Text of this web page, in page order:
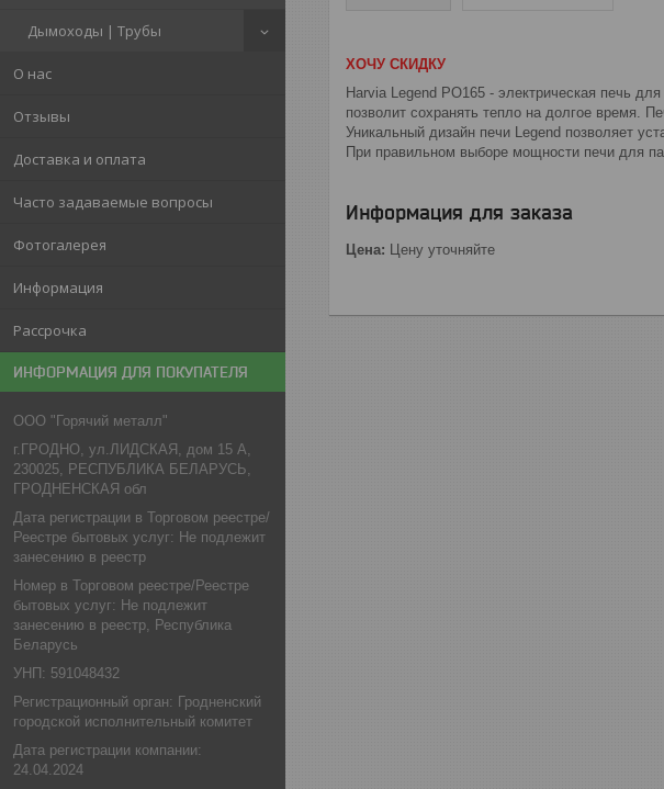
Дымоходы | Трубы
О нас
Отзывы
Доставка и оплата
Часто задаваемые вопросы
Фотогалерея
Информация
Рассрочка
ИНФОРМАЦИЯ ДЛЯ ПОКУПАТЕЛЯ
ООО "Горячий металл"
г.ГРОДНО, ул.ЛИДСКАЯ, дом 15 А,
230025, РЕСПУБЛИКА БЕЛАРУСЬ,
ГРОДНЕНСКАЯ обл
Дата регистрации в Торговом реестре/
Реестре бытовых услуг: Не подлежит
занесению в реестр
Номер в Торговом реестре/Реестре
бытовых услуг: Не подлежит
занесению в реестр, Республика
Беларусь
УНП: 591048432
Регистрационный орган: Гродненский
городской исполнительный комитет
Дата регистрации компании:
24.04.2024
ХОЧУ СКИДКУ
Harvia Legend PO165 - электрическая печь
позволит сохранять тепло на долгое время.
Уникальный дизайн печи Legend позволяет
При правильном выборе мощности печи для
Информация для заказа
Цена: Цену уточняйте